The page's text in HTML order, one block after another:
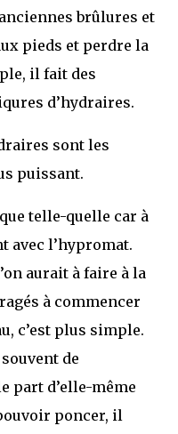
brûlures et
pieds et perdre la
il fait des
d’hydraires.
sont les
puissant.
telle-quelle car à
avec l’hypromat.
aurait à faire à la
à commencer
c’est plus simple.
de
part d’elle-même
poncer, il